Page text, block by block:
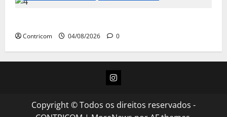
Contricom 04/08/2026 0
Instagram
Copyright © Todos os direitos reservados -